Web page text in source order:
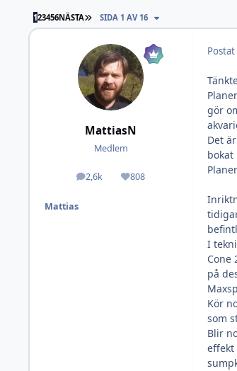
123456NÄSTA SISTA SIDAN
SIDA 1 AV 16
MattiasN
Medlem
2,6k
Inlägg 808
Omdöme
Mattias
Postat
gör
Det
bokat
I
Cone
på
Kör
som
Blir
effekt